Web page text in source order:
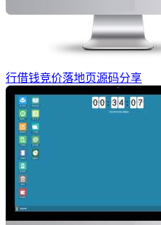
行借钱竞价落地页源码分享